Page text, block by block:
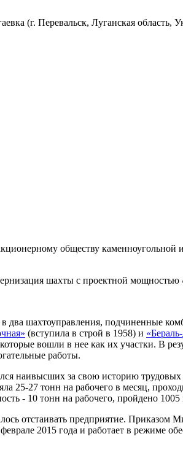
(г. Перевальск, Луганская область,
обществу каменноугольной
шахты с проектной мощностью
два шахтоуправления, подчиненные
(вступила в строй в 1958) и
вошли в нее как их участки. В
работы.
наивысших за свою историю
25-27 тонн на рабочего в месяц,
- 10 тонн на рабочего, пройдено
отстаивать предприятие. Приказом
2015 года и работает в режиме